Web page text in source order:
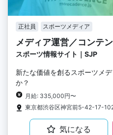
正社員 スポーツメディア
メディア運営／コンテ
スポーツ情報サイト｜SJP
新たな価値を創るスポーツメ
か？
月給: 335,000円〜
東京都渋谷区神宮前5-42-17-
気になる